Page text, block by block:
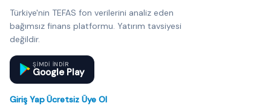
Türkiye'nin TEFAS fon verilerini analiz eden
bağımsız finans platformu. Yatırım tavsiyesi
değildir.
ŞIMDI INDIR
Google Play
Giriş Yap·Ücretsiz Üye Ol